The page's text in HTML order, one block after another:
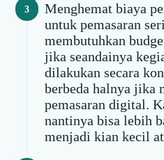
Menghemat biaya
untuk pemasaran
membutuhkan
jika seandainya
dilakukan secara
berbeda halnya jika
pemasaran digital.
nantinya bisa lebih
menjadi kian kecil